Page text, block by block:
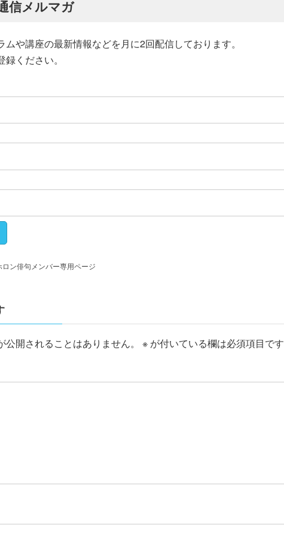
信メルマガ
ムや講座の最新情報などを月に2回配信しております。
ください。
ロン俳句メンバー専用ページ
公開されることはありません。 ※ が付いている欄は必須項目です